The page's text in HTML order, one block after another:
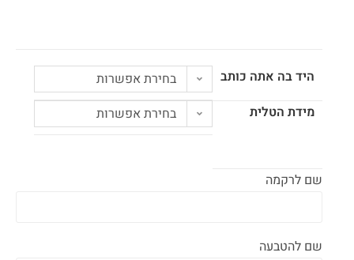
היד בה אתה כותב
בחירת אפשרות
מידת הטלית
בחירת אפשרות
שם לרקמה
שם להטבעה